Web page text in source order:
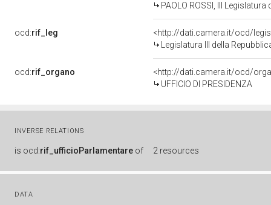
PAOLO ROSSI, III
ocd:rif_leg
<http://dati.camera.it/ocd/
Legislatura III della
ocd:rif_organo
<http://dati.camera.it/ocd/
UFFICIO DI PRESIDENZA
INVERSE RELATIONS
is ocd:rif_ufficioParlamentare of 2 resources
DATA